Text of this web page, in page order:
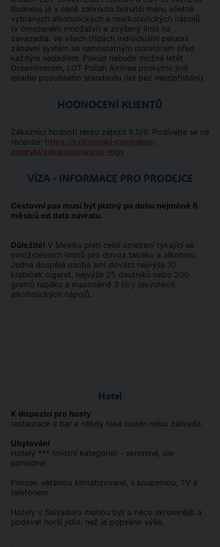
Business je v ceně zahrnuto bohatší menu včetně
vybraných alkoholických a nealkoholických nápojů
(v omezeném množství) a zvýšený limit na
zavazadla. Ve všech třídách individuální palubní
zábavní systém se samostatným monitorem před
každým sedadlem. Pokud nebude možné letět
Dreamlinerem, LOT Polish Airlines poskytne jiné
letadlo podobného standardu (let bez mezipřistání).
HODNOCENÍ KLIENTŮ
Zákazníci hodnotí tento zájezd 5,0/6. Podívejte se na
recenze: https://r.pl/tropiki-centralnej-
ameryki/zakwaterowanie-mgs
VÍZA - INFORMACE PRO PRODEJCE
Cestovní pas musí být platný po dobu nejméně 6
měsíců od data návratu.
Důležité! V Mexiku platí celní omezení týkající se
množstevních limitů pro dovoz tabáku a alkoholu.
Jedna dospělá osoba smí dovézt nejvýše 10
krabiček cigaret, nejvýše 25 doutníků nebo 200
gramů tabáku a maximálně 3 litry jakýchkoli
alkoholických nápojů.
Hotel
K dispozici pro hosty
restaurace a bar a někdy také bazén nebo zahrada.
Ubytování
Hotely *** (místní kategorie) - skromné, ale
pohodlné.
Pokoje: většinou klimatizované, s koupelnou, TV a
telefonem.
Hotely v Salvadoru mohou být o něco skromnější a
podávat horší jídlo, než je popsáno výše.
.